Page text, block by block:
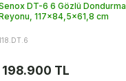
DT-6 6 Gözlü Dondurma
117x84,5x61,8 cm
198.900 TL